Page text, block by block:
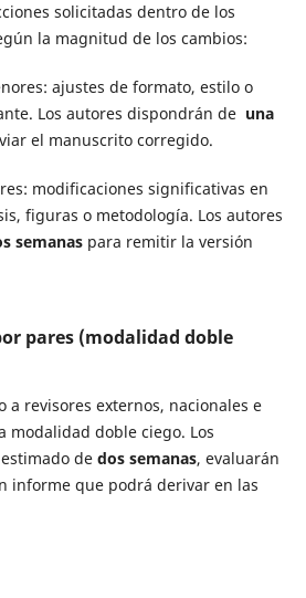
solicitadas dentro de los
la magnitud de los cambios:
ajustes de formato, estilo o
Los autores dispondrán de una
el manuscrito corregido.
modificaciones significativas en
figuras o metodología. Los autores
semanaspara remitir la versión
pares (modalidad doble
a revisores externos, nacionales e
modalidad doble ciego. Los
de dos semanas, evaluarán
informe que podrá derivar en las